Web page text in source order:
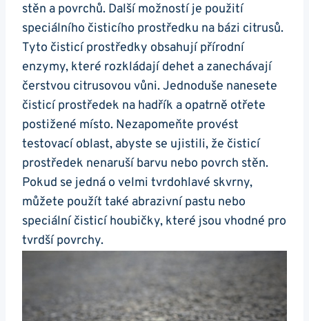
stěn a povrchů. Další možností⁤ je‍ použití⁣
speciálního čisticího prostředku ⁤na bázi citrusů.
Tyto čisticí prostředky obsahují ​přírodní
‌enzymy, které rozkládají dehet ⁢a⁤ zanechávají
‌čerstvou ​citrusovou vůni. ​Jednoduše nanesete
‌čisticí prostředek na ‌hadřík⁣ a opatrně otřete​
postižené místo. Nezapomeňte ⁣provést
testovací oblast, abyste se ujistili, že čisticí
prostředek nenaruší ⁣barvu ‍nebo povrch ⁢stěn.
Pokud se jedná o velmi tvrdohlavé skvrny,
můžete použít ​také abrazivní pastu nebo
⁢speciální čisticí houbičky, které jsou ‌vhodné pro‍
tvrdší povrchy.